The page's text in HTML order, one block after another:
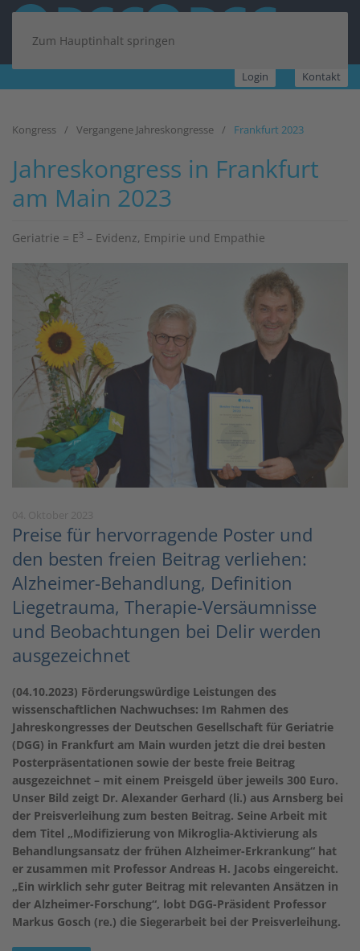
Zum Hauptinhalt springen
Login Kontakt
Kongress Vergangene Jahreskongresse Frankfurt 2023
Jahreskongress in Frankfurt
am Main 2023
Geriatrie = E3 – Evidenz, Empirie und Empathie
Preise für hervorragende Poster und
den besten freien Beitrag verliehen:
Alzheimer-Behandlung, Definition
Liegetrauma, Therapie-Versäumnisse
und Beobachtungen bei Delir werden
ausgezeichnet
(04.10.2023) Förderungswürdige Leistungen des
wissenschaftlichen Nachwuchses: Im Rahmen des
Jahreskongresses der Deutschen Gesellschaft für Geriatrie
(DGG) in Frankfurt am Main wurden jetzt die drei besten
Posterpräsentationen sowie der beste freie Beitrag
ausgezeichnet – mit einem Preisgeld über jeweils 300 Euro.
Unser Bild zeigt Dr. Alexander Gerhard (li.) aus Arnsberg bei
der Preisverleihung zum besten Beitrag. Seine Arbeit mit
dem Titel „Modifizierung von Mikroglia-Aktivierung als
Behandlungsansatz der frühen Alzheimer-Erkrankung“ hat
er zusammen mit Professor Andreas H. Jacobs eingereicht.
„Ein wirklich sehr guter Beitrag mit relevanten Ansätzen in
der Alzheimer-Forschung“, lobt DGG-Präsident Professor
Markus Gosch (re.) die Siegerarbeit bei der Preisverleihung.